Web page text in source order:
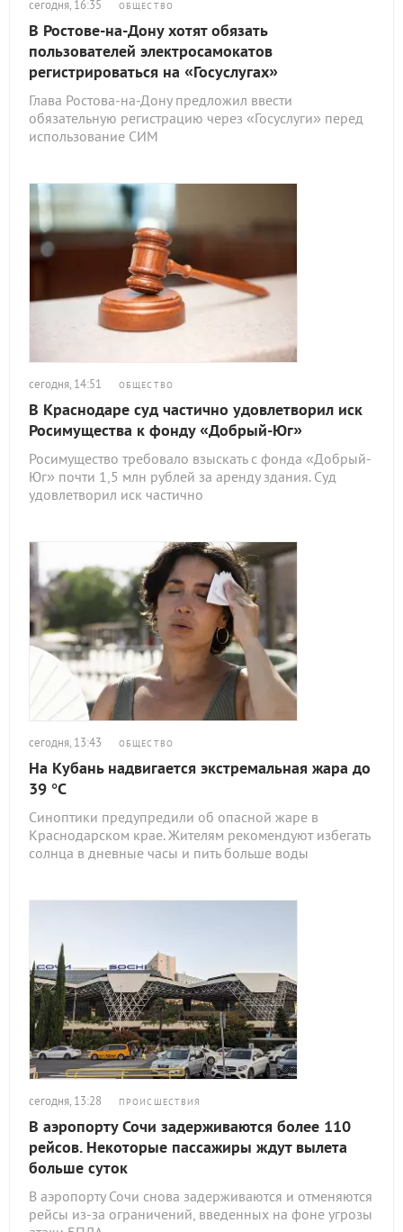
сегодня, 16:35 ОБЩЕСТВО
В Ростове-на-Дону хотят обязать
пользователей электросамокатов
регистрироваться на «Госуслугах»
Глава Ростова-на-Дону предложил ввести
обязательную регистрацию через «Госуслуги» перед
использование СИМ
сегодня, 14:51 ОБЩЕСТВО
В Краснодаре суд частично удовлетворил иск
Росимущества к фонду «Добрый-Юг»
Росимущество требовало взыскать с фонда «Добрый-
Юг» почти 1,5 млн рублей за аренду здания. Суд
удовлетворил иск частично
сегодня, 13:43 ОБЩЕСТВО
На Кубань надвигается экстремальная жара до
39 °C
Синоптики предупредили об опасной жаре в
Краснодарском крае. Жителям рекомендуют избегать
солнца в дневные часы и пить больше воды
сегодня, 13:28 ПРОИСШЕСТВИЯ
В аэропорту Сочи задерживаются более 110
рейсов. Некоторые пассажиры ждут вылета
больше суток
В аэропорту Сочи снова задерживаются и отменяются
рейсы из-за ограничений, введенных на фоне угрозы